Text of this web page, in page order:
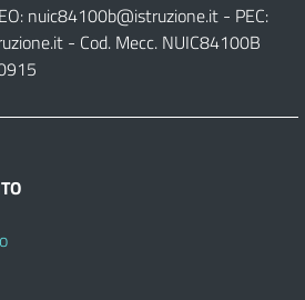
nuic84100b@istruzione.it - PEC:
- Cod. Mecc. NUIC84100B